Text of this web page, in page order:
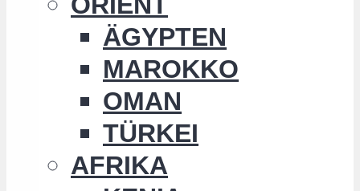
ÄGYPTEN
MAROKKO
OMAN
TÜRKEI
AFRIKA